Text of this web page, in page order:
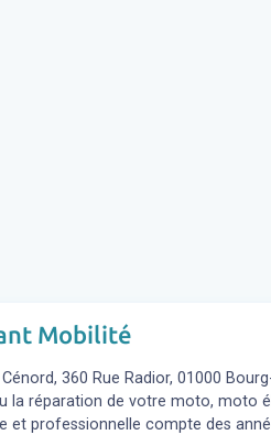
Mobilité
360 Rue Radior, 01000
la réparation de votre moto, moto
professionnelle compte des